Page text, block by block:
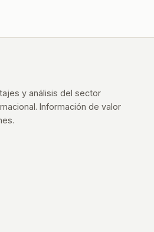
y análisis del sector
Información de valor